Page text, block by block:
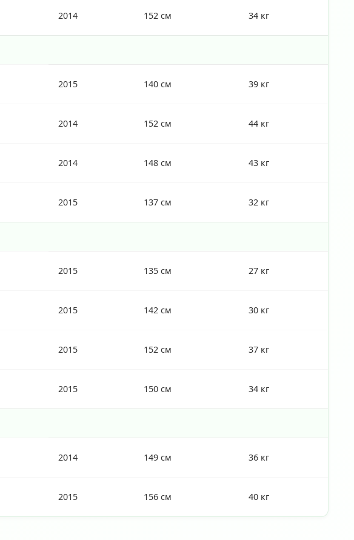
2014 152 см 34 кг
2015 140 см 39 кг
2014 152 см 44 кг
2014 148 см 43 кг
2015 137 см 32 кг
2015 135 см 27 кг
2015 142 см 30 кг
2015 152 см 37 кг
2015 150 см 34 кг
2014 149 см 36 кг
2015 156 см 40 кг